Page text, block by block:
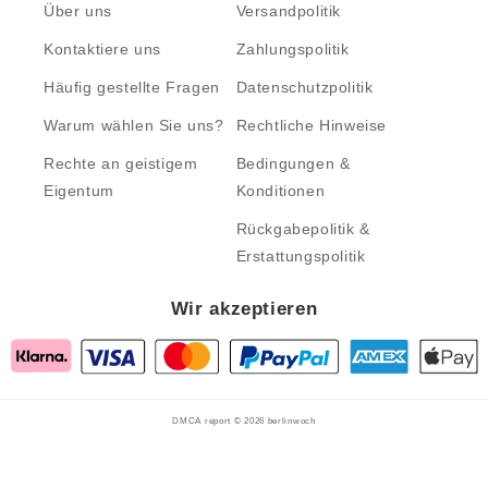
Über uns
Kontaktiere uns
Häufig gestellte Fragen
Warum wählen Sie uns?
Rechte an geistigem
Eigentum
Versandpolitik
Zahlungspolitik
Datenschutzpolitik
Rechtliche Hinweise
Bedingungen &
Konditionen
Rückgabepolitik &
Erstattungspolitik
Wir akzeptieren
DMCA report © 2026 berlinwoch